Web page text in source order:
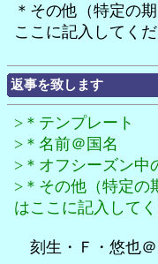
＊その他（特定の
ここに記入してくだ
返事を致します
>＊テンプレート
>＊名前＠国名
>＊オフシーズン
>＊その他（特定の
はここに記入してく
刻生・Ｆ・悠也＠